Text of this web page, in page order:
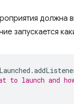
должна
запускается
.
to launch and